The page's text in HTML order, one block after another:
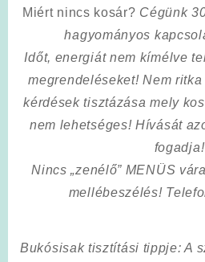
Miért nincs kosár? Cégünk
hagyományos
Időt, energiát nem kímélve
megrendeléseket! Nem
kérdések tisztázása mely
nem lehetséges! Hívását
fogadja!
Nincs „zenélő” MENÜS
mellébeszélés!
Bukósisak tisztítási tippje: A